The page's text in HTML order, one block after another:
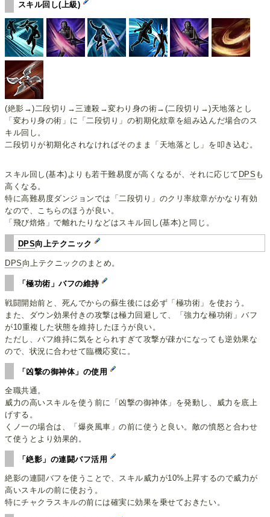
スキル回し(上級)
(絶影→)二段切り→三連殺→変わり身の術→(二段切り→)天地落とし
「変わり身の術」に「二段切り」の初期化紋章を組み込んだ場合のス
キル回し。
二段切りが初期化されなければそのまま「天地落とし」を叩き込む。
スキル回し(基本)よりも若干難易度が高くなるが、それに応じて DPS も
高くなる。
特に高難易度ダンジョンでは「二段切り」のクリ率紋章がかなり有効
なので、こちらのほうが良い。
「飛び焙烙」で離れたりなどはスキル回し(基本)と同じ。
DPS向上テクニック
DPS 向上テクニックのまとめ。
「極功術」バフの維持
戦闘開始前と、死んでからの蘇生後には必ず「極功術」を使おう。
また、ダウン効果付きの攻撃は極力回避して、「強力な極功術」バフ
が10重複した状態を維持したほうが良い。
ただし、バフ維持に気をとられすぎて攻撃が疎かになっても逆効果な
ので、状況に合わせて臨機応変に。
「凶撃の御神体」の使用
全職共通。
威力の高いスキルを使う前に「凶撃の御神体」を発動し、威力を底上
げする。
くノ一の場合は、「爆炎風車」の前に使うと良い。敵の憤怒と合わせ
て使うとより効果的。
「絶影」の連闘バフ活用
絶影の連闘バフを使うことで、スキル威力が10%上昇するので威力が
高いスキルの前に使おう。
特にチャクラスキルの前には確実に効果を乗せておきたい。